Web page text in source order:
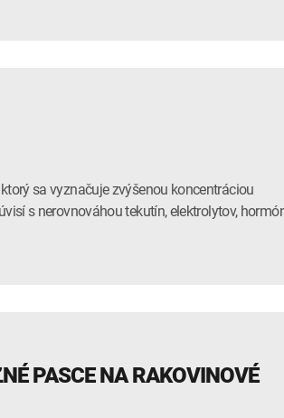
sa vyznačuje zvýšenou koncentráciou
s nerovnováhou tekutín, elektrolytov,
PASCE NA RAKOVINOVÉ